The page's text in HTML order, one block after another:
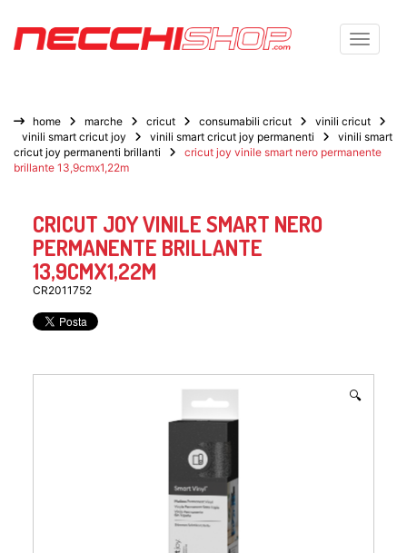
Toggle
home marche cricut consumabili cricut
vinili cricut
vinili smart cricut joy
vinili smart cricut joy permanenti
vinili smart
cricut joy permanenti brillanti
cricut joy vinile smart nero permanente
brillante 13,9cmx1,22m
CRICUT JOY VINILE SMART NERO
PERMANENTE BRILLANTE
13,9CMX1,22M
CR2011752
🔍